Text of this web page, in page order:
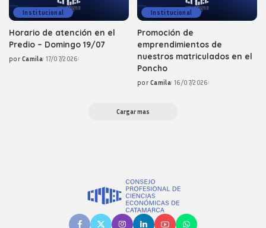
Institucional
Horario de atención en el
Predio – Domingo 19/07
Posted
por Camila 17/07/2026
Institucional
Promoción de
emprendimientos de
nuestros matriculados en el
Poncho
Posted
por Camila 16/07/2026
Cargar mas